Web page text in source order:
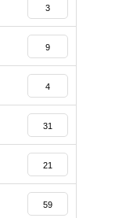
3
9
4
31
21
59